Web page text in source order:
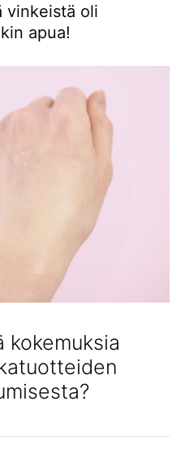
vinkeistä oli
apua!
kokemuksia